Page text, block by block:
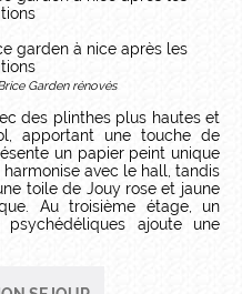
Garden rénovés
des plinthes plus hautes et
apportant une touche de
un papier peint unique
avec le hall, tandis
toile de Jouy rose et jaune
Au troisième étage, un
ajoute une